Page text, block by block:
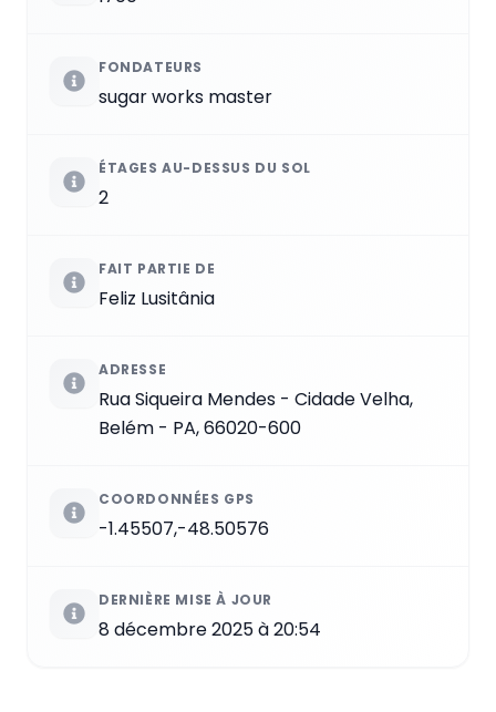
FONDATEURS
sugar works master
ÉTAGES AU-DESSUS DU SOL
2
FAIT PARTIE DE
Feliz Lusitânia
ADRESSE
Rua Siqueira Mendes - Cidade Velha,
Belém - PA, 66020-600
COORDONNÉES GPS
-1.45507,-48.50576
DERNIÈRE MISE À JOUR
8 décembre 2025 à 20:54